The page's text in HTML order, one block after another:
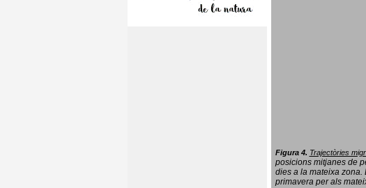
Figura 4. Trajectòries
posicions mitjanes de
dies a la mateixa zona.
primavera per als